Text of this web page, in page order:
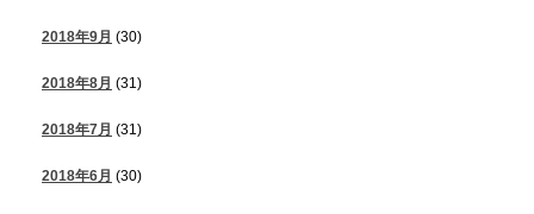
2018年9月 (30)
2018年8月 (31)
2018年7月 (31)
2018年6月 (30)